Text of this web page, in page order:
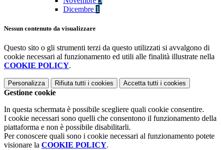
Dicembre 1
Nessun contenuto da visualizzare
Questo sito o gli strumenti terzi da questo utilizzati si avvalgono di
cookie necessari al funzionamento ed utili alle finalità illustrate nella
COOKIE POLICY.
Personalizza Rifiuta tutti i cookies Accetta tutti i cookies
Gestione cookie
In questa schermata è possibile scegliere quali cookie consentire.
I cookie necessari sono quelli che consentono il funzionamento della
piattaforma e non è possibile disabilitarli.
Per conoscere quali sono i cookie necessari al funzionamento potete
visionare la COOKIE POLICY.